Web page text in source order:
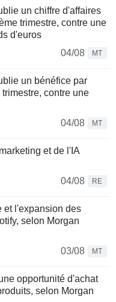
un chiffre d'affaires
trimestre, contre une
d'euros
04/08
MT
un bénéfice par
contre une
04/08
MT
et de l'IA
04/08
RE
et l'expansion des
selon Morgan
03/08
MT
opportunité d'achat
selon Morgan